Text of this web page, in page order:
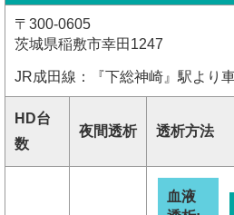
〒300-0605
茨城県稲敷市幸田1247
JR成田線：『下総神崎』駅より
HD台
数
夜間透析 透析方法
血液